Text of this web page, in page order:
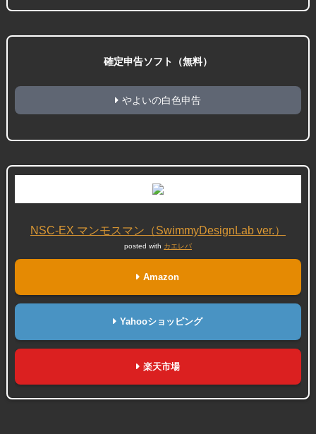
確定申告ソフト（無料）
やよいの白色申告
NSC-EX マンモスマン（SwimmyDesignLab ver.）
posted with カエレバ
Amazon
Yahooショッピング
楽天市場